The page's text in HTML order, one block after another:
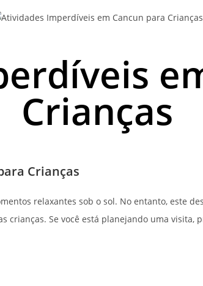
Crianças
Crianças
relaxantes sob o sol. No entanto, este
Se você está planejando uma